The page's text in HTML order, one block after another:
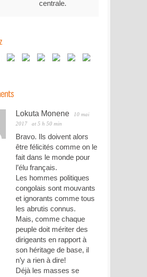
centrale.
Lokuta Monene
10 mai
2017
at 5 h 50 min
Bravo. Ils doivent alors
être félicités comme on le
fait dans le monde pour
l’élu français.
Les hommes politiques
congolais sont mouvants
et ignorants comme tous
les abrutis connus.
Mais, comme chaque
peuple doit mériter des
dirigeants en rapport à
son héritage de base, il
n’y a rien à dire!
Déjà les masses se